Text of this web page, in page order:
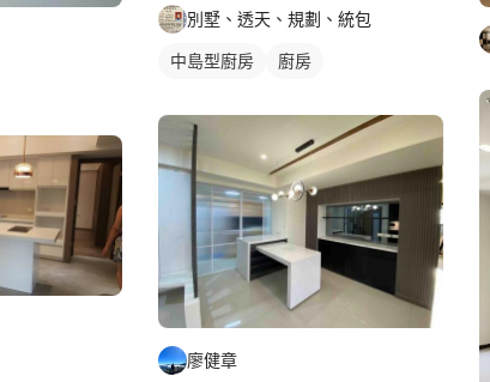
別墅、透天、規劃、統包
中島型廚房 廚房
廖健章